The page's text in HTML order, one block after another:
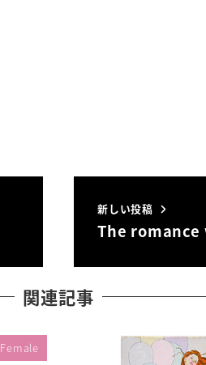
新しい投稿
The
関連記事
Female